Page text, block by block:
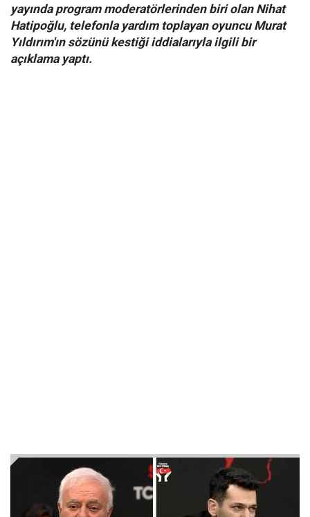
yayında program moderatörlerinden biri olan Nihat
Hatipoğlu, telefonla yardım toplayan oyuncu Murat
Yıldırım'ın sözünü kestiği iddialarıyla ilgili bir
açıklama yaptı.